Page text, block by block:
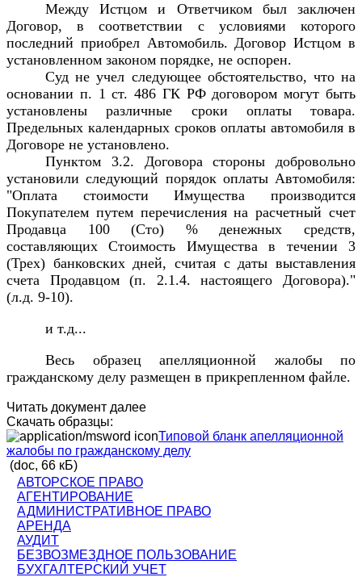
Между Истцом и Ответчиком был заключен
Договор, в соответствии с условиями которого
последний приобрел Автомобиль. Договор Истцом в
установленном законом порядке, не оспорен.
Суд не учел следующее обстоятельство, что на
основании п. 1 ст. 486 ГК РФ договором могут быть
установлены различные сроки оплаты товара.
Предельных календарных сроков оплаты автомобиля в
Договоре не установлено.
Пунктом 3.2. Договора стороны добровольно
установили следующий порядок оплаты Автомобиля:
"Оплата стоимости Имущества производится
Покупателем путем перечисления на расчетный счет
Продавца 100 (Сто) % денежных средств,
составляющих Стоимость Имущества в течении 3
(Трех) банковских дней, считая с даты выставления
счета Продавцом (п. 2.1.4. настоящего Договора)."
(л.д. 9-10).
и т.д...
Весь образец апелляционной жалобы по
гражданскому делу размещен в прикрепленном файле.
Читать документ далее
Скачать образцы:
Типовой бланк апелляционной
жалобы по гражданскому делу
(doc, 66 кБ)
АВТОРСКОЕ ПРАВО
АГЕНТИРОВАНИЕ
АДМИНИСТРАТИВНОЕ ПРАВО
АРЕНДА
АУДИТ
БЕЗВОЗМЕЗДНОЕ ПОЛЬЗОВАНИЕ
БУХГАЛТЕРСКИЙ УЧЕТ